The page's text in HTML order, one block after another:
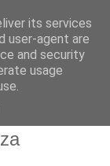
its services
user-agent are
and security
usage